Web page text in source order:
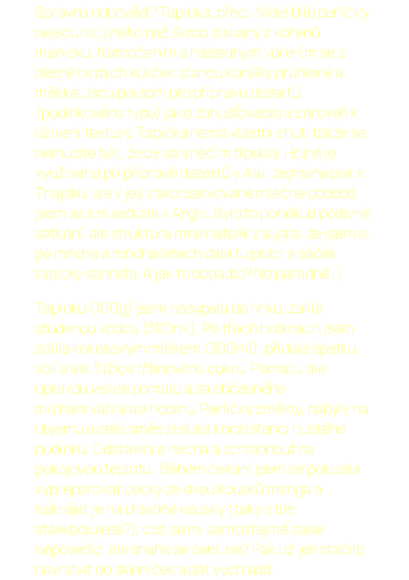
Správná odpověď? Tapioka, přeci. Malé bílé perličky
nejsou nic jiného než škrob získaný z kořenů
manioku. Namočením a následným vařením se z
děsně tvrdých kuliček stanou korálky průhlené a
měkké. Jsou parádní pro přípravu dezertů
(pudinkového typu) jako zahušťovadlo a zároveň k
oživení textury. Tapioka nemá vlastní chuť, takže se
nemusíte bát, že by se s něčím tloukla. Hojně je
využíváná při přípravě dezertů v Asii, zejména pak v
Thajsku, ale v její zakonzervované mléčné podobě
jsem se s ní setkala v Anglii. Bylo to poněkud podivné
setkání, ale struktura mne natolik zaujala, že jsem si
po mnoha a mnoha letech dala tu práci a sáček
tapioky sehnala. A jak to dopadlo? No parádně :)
Tapioku (100g) jsem nasypala do hnku, zalila
studenou vodou (300ml). Po třech hodinách jsem
zalila kokosovým mlékem (300ml), přidala špetku
soli a asi 3 lžíce třtinového cukru. Pomalu, ale
opravdu velice pomalu a za občasného
míchání vařila asi hodinu. Perličky změkly, nabyly na
objemu a celá směs získala konzistenci hustého
pudinku. Odstavila a nechala zchladnout na
pokojovou teplotu. Během čekání jsem se pokusila
vypreparovat pecky ze dvou kousků manga a
nakrájet je na úhledné kousky (taky s tím
stále bojujete?), což se mi samozřejmě zase
nepovedlo, ale snaha se cení, ne? Pak už jen stačilo
navrstvit do skleniček a dát vychladit.